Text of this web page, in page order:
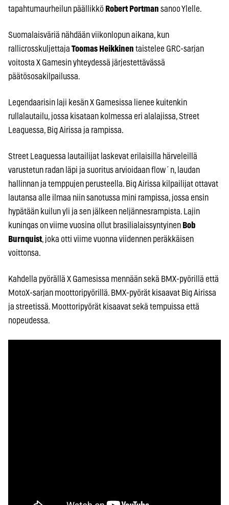
tapahtumaurheilun päällikkö Robert Portman sanoo Ylelle.
Suomalaisväriä nähdään viikonlopun aikana, kun
rallicrosskuljettaja Toomas Heikkinen taistelee GRC-sarjan
voitosta X Gamesin yhteydessä järjestettävässä
päätösosakilpailussa.
Legendaarisin laji kesän X Gamesissa lienee kuitenkin
rullalautailu, jossa kisataan kolmessa eri alalajissa, Street
Leaguessa, Big Airissa ja rampissa.
Street Leaguessa lautailijat laskevat erilaisilla härveleillä
varustetun radan läpi ja suoritus arvioidaan flow´n, laudan
hallinnan ja temppujen perusteella. Big Airissa kilpailijat ottavat
lautansa alle ilmaa niin sanotussa mini rampissa, jossa ensin
hypätään kuilun yli ja sen jälkeen neljännesrampista. Lajin
kuningas on viime vuosina ollut brasilialaissyntyinen Bob
Burnquist, joka otti viime vuonna viidennen peräkkäisen
voittonsa.
Kahdella pyörällä X Gamesissa mennään sekä BMX-pyörillä että
MotoX-sarjan moottoripyörillä. BMX-pyörät kisaavat Big Airissa
ja streetissä. Moottoripyörät kisaavat sekä tempuissa että
nopeudessa.